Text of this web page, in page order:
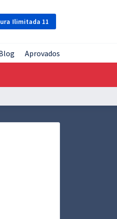
Ilimitada 11
Aprovados